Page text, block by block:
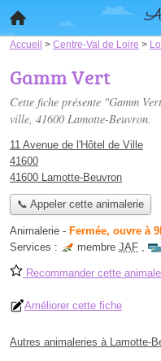
Accueil > Centre-Val de Loire >
Gamm Vert
Cette fiche présente "Gamm
ville, 41600 Lamotte-Beuvron.
11 Avenue de l'Hôtel de Ville
41600
41600 Lamotte-Beuvron
📞 Appeler cette animalerie
Animalerie - Fermée, ouvre à
Services :
membre JAF ,
Recommander cette
Améliorer cette fiche
Autres animaleries à Lamotte-